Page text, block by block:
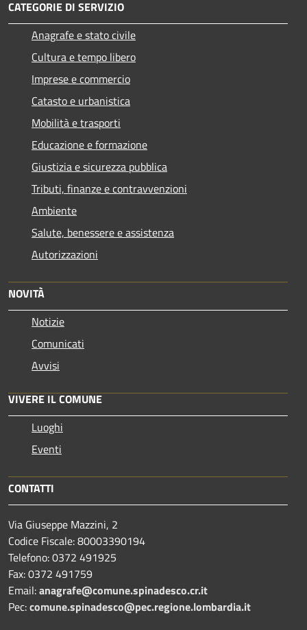
CATEGORIE DI SERVIZIO
Anagrafe e stato civile
Cultura e tempo libero
Imprese e commercio
Catasto e urbanistica
Mobilità e trasporti
Educazione e formazione
Giustizia e sicurezza pubblica
Tributi, finanze e contravvenzioni
Ambiente
Salute, benessere e assistenza
Autorizzazioni
NOVITÀ
Notizie
Comunicati
Avvisi
VIVERE IL COMUNE
Luoghi
Eventi
CONTATTI
Via Giuseppe Mazzini, 2
Codice Fiscale: 80003390194
Telefono:0372 491925
Fax:0372 491759
Email:anagrafe@comune.spinadesco.cr.it
Pec:comune.spinadesco@pec.regione.lombardia.it